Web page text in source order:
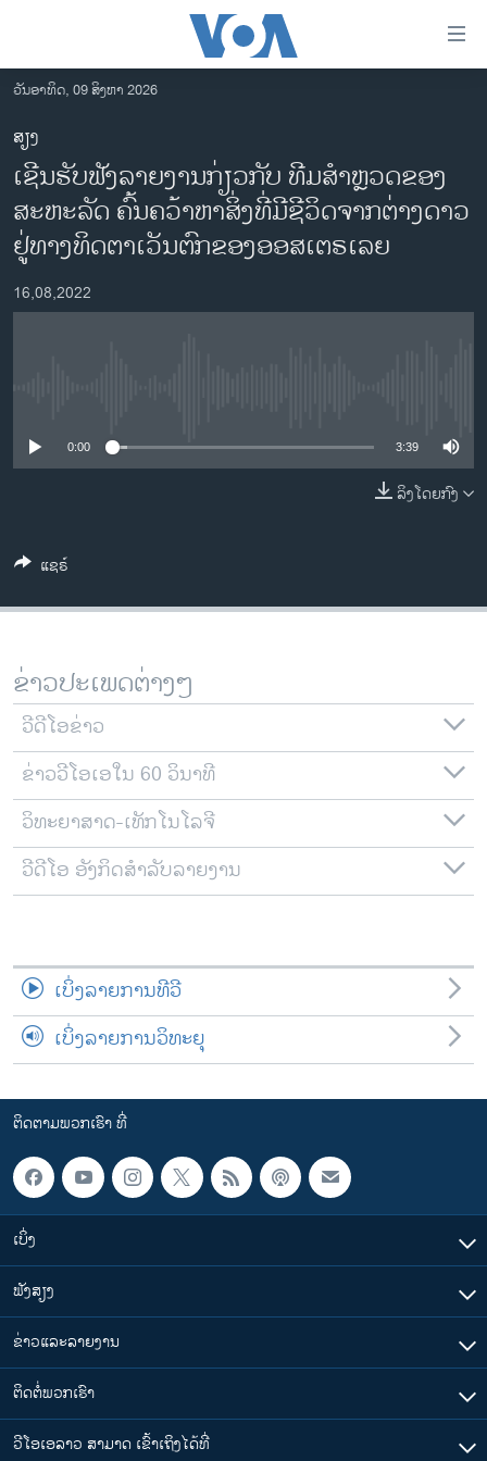
ເຂົ້າ
ຫາ
ຂ້າມ
ຂ້າມ
ຂ້າມ
ໄປ
ຫາ
ຊອກ
ຄົ້ນ
ລາວ
ອາເມຣິກາ
ການເລືອກຕັ້ງ ປະທານາທີບໍດີ ສະຫະລັດ 2024
ຂ່າວ​ຈີນ
ໂລກ
ຊຸມຊົນຊາວລາວ
ສຽງ
ລາຍການກະຈາຍສຽງ
ຕິດຕາມພວກເຮົາ ທີ່
ພາສາຕ່າງໆ
ວັນອາທິດ, 09 ສິງຫາ 2026
ສຽງ
ເຊີນຮັບຟັງລາຍງານກ່ຽວກັບ ທີມສໍາຫຼວດຂອງ
ສະຫະລັດ ຄົ້ນຄວ້າຫາສິ່ງທີ່ມີຊີວິດຈາກຕ່າງດາວ
ຢູ່ທາງທິດຕາເວັນຕົກຂອງອອສເຕຣເລຍ
16,08,2022
0:00 3:39
ລິງໂດຍກົງ
ແຊຣ໌
ຂ່າວປະເພດຕ່າງໆ
ວີດີໂອຂ່າວ
ຂ່າວວີໂອເອໃນ 60 ວິນາທີ
ວິທະຍາສາດ-ເທັກໂນໂລຈີ
ວີດີໂອ ອັງກິດສຳລັບລາຍງານ
ເບິ່ງລາຍການທີວີ
ເບິ່ງລາຍການວິທະຍຸ
ຕິດຕາມພວກເຮົາ ທີ່
ເບິ່ງ
ຟັງສຽງ
ຂ່າວແລະລາຍງານ
ຕິດຕໍ່ພວກເຮົາ
ວີໂອເອລາວ ສາມາດ ເຂົ້າເຖິງໄດ້ທີ່